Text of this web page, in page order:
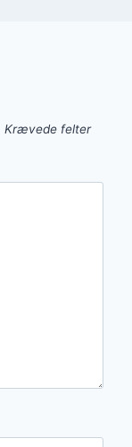
Krævede felter